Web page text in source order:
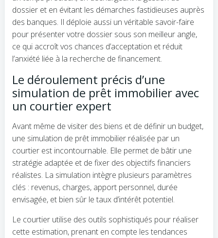
dossier et en évitant les démarches fastidieuses auprès
des banques. Il déploie aussi un véritable savoir-faire
pour présenter votre dossier sous son meilleur angle,
ce qui accroît vos chances d’acceptation et réduit
l’anxiété liée à la recherche de financement.
Le déroulement précis d’une
simulation de prêt immobilier avec
un courtier expert
Avant même de visiter des biens et de définir un budget,
une simulation de prêt immobilier réalisée par un
courtier est incontournable. Elle permet de bâtir une
stratégie adaptée et de fixer des objectifs financiers
réalistes. La simulation intègre plusieurs paramètres
clés : revenus, charges, apport personnel, durée
envisagée, et bien sûr le taux d’intérêt potentiel.
Le courtier utilise des outils sophistiqués pour réaliser
cette estimation, prenant en compte les tendances